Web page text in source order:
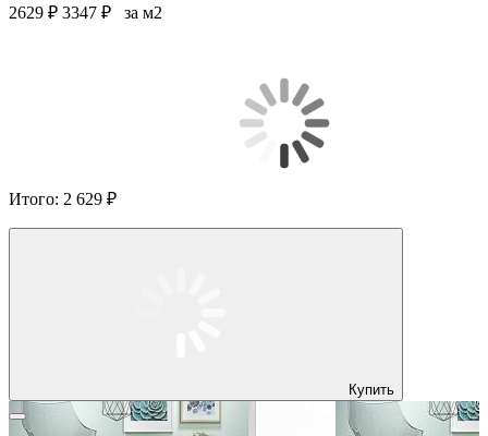
2629 ₽ 3347 ₽ за м2
Итого: 2 629 ₽
Купить